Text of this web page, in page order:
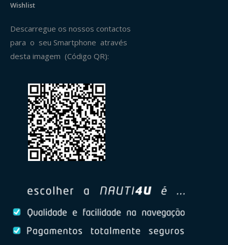
Wishlist
Descarregue os nossos contactos
para o seu Smartphone através
desta imagem (Código QR):